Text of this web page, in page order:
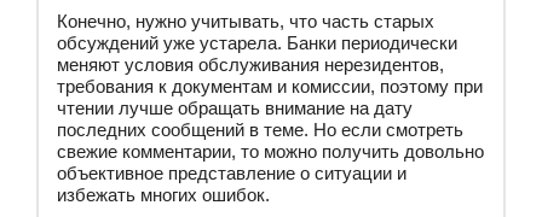
Конечно, нужно учитывать, что часть старых
обсуждений уже устарела. Банки периодически
меняют условия обслуживания нерезидентов,
требования к документам и комиссии, поэтому при
чтении лучше обращать внимание на дату
последних сообщений в теме. Но если смотреть
свежие комментарии, то можно получить довольно
объективное представление о ситуации и
избежать многих ошибок.